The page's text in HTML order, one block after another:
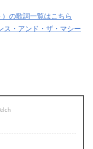
の歌詞一覧はこちら
ス・アンド・ザ・マシー